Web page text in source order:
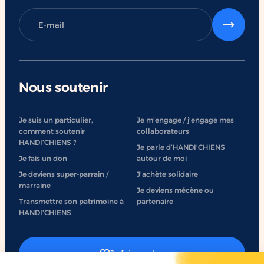
Nous soutenir
Je suis un particulier,
comment soutenir
HANDI’CHIENS ?
Je fais un don
Je deviens super-parrain /
marraine
Transmettre son patrimoine à
HANDI’CHIENS
Je m’engage / j’engage mes
collaborateurs
Je parle d’HANDI’CHIENS
autour de moi
J'achète solidaire
Je deviens mécène ou
partenaire
Je fais un don